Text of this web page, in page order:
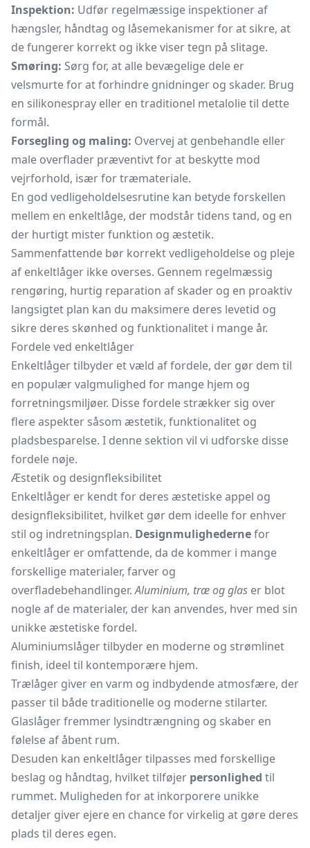
Inspektion: Udfør regelmæssige inspektioner af
hængsler, håndtag og låsemekanismer for at sikre, at
de fungerer korrekt og ikke viser tegn på slitage.
Smøring: Sørg for, at alle bevægelige dele er
velsmurte for at forhindre gnidninger og skader. Brug
en silikonespray eller en traditionel metalolie til dette
formål.
Forsegling og maling: Overvej at genbehandle eller
male overflader præventivt for at beskytte mod
vejrforhold, især for træmateriale.
En god vedligeholdelsesrutine kan betyde forskellen
mellem en enkeltlåge, der modstår tidens tand, og en
der hurtigt mister funktion og æstetik.
Sammenfattende bør korrekt vedligeholdelse og pleje
af enkeltlåger ikke overses. Gennem regelmæssig
rengøring, hurtig reparation af skader og en proaktiv
langsigtet plan kan du maksimere deres levetid og
sikre deres skønhed og funktionalitet i mange år.
Fordele ved enkeltlåger
Enkeltlåger tilbyder et væld af fordele, der gør dem til
en populær valgmulighed for mange hjem og
forretningsmiljøer. Disse fordele strækker sig over
flere aspekter såsom æstetik, funktionalitet og
pladsbesparelse. I denne sektion vil vi udforske disse
fordele nøje.
Æstetik og designfleksibilitet
Enkeltlåger er kendt for deres æstetiske appel og
designfleksibilitet, hvilket gør dem ideelle for enhver
stil og indretningsplan. Designmulighedernefor
enkeltlåger er omfattende, da de kommer i mange
forskellige materialer, farver og
overfladebehandlinger.Aluminium, træ og glas er blot
nogle af de materialer, der kan anvendes, hver med sin
unikke æstetiske fordel.
Aluminiumslåger tilbyder en moderne og strømlinet
finish, ideel til kontemporære hjem.
Trælåger giver en varm og indbydende atmosfære, der
passer til både traditionelle og moderne stilarter.
Glaslågerfremmer lysindtrængning og skaber en
følelse af åbent rum.
Desuden kan enkeltlåger tilpasses med forskellige
beslag og håndtag, hvilket tilføjer personlighed til
rummet. Muligheden for at inkorporere unikke
detaljer giver ejere en chance for virkelig at gøre deres
plads til deres egen.